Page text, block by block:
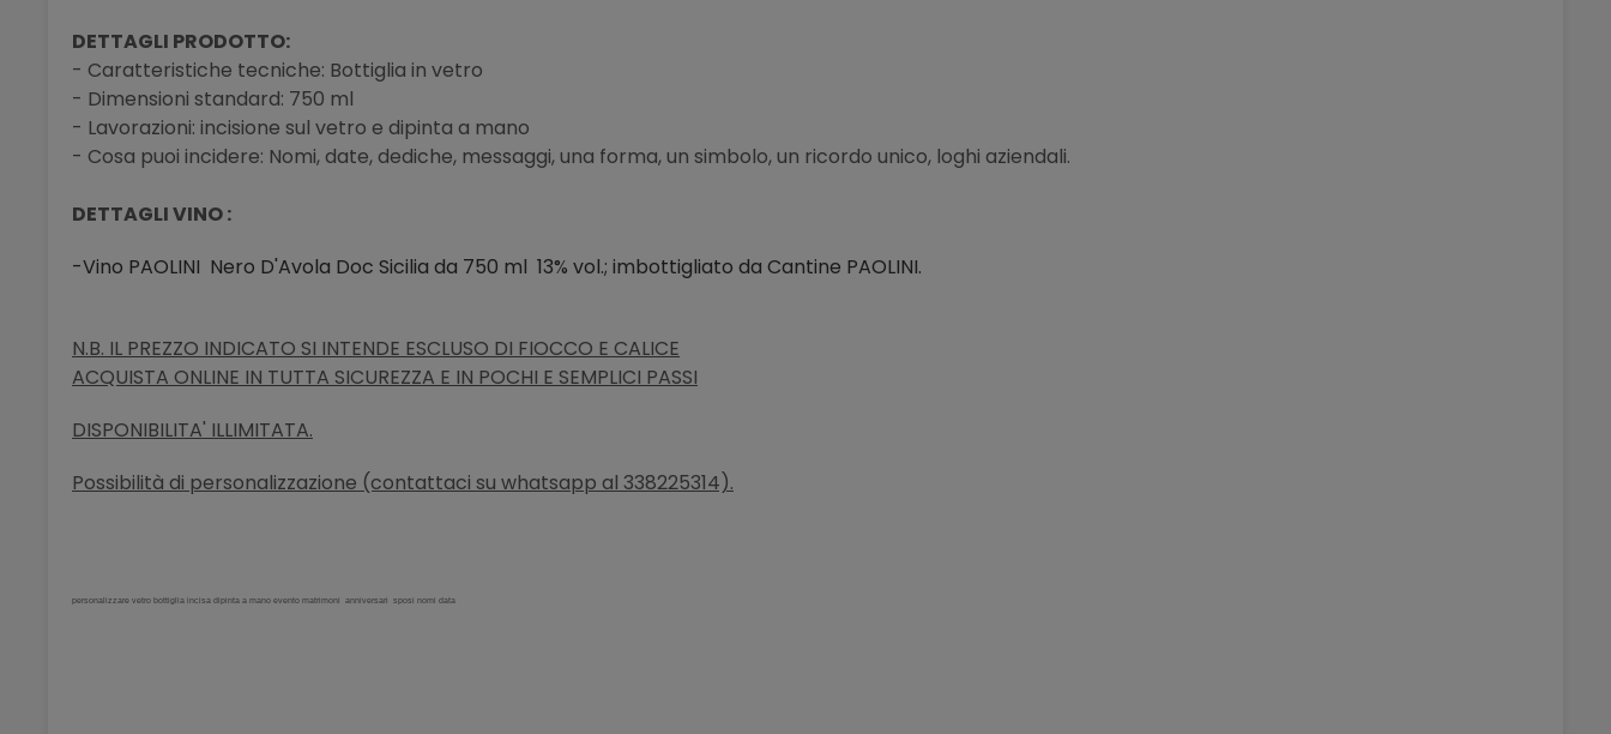
DETTAGLI PRODOTTO:
- Caratteristiche tecniche: Bottiglia in vetro
- Dimensioni standard: 750 ml
- Lavorazioni: incisione sul vetro e dipinta a mano
- Cosa puoi incidere: Nomi, date, dediche, messaggi, una forma, un simbolo, un ricordo unico, loghi aziendali.
DETTAGLI VINO :
-Vino PAOLINI Nero D'Avola Doc Sicilia da 750 ml 13% vol.; imbottigliato da Cantine PAOLINI.
N.B. IL PREZZO INDICATO SI INTENDE ESCLUSO DI FIOCCO E CALICE
ACQUISTA ONLINE IN TUTTA SICUREZZA E IN POCHI E SEMPLICI PASSI
DISPONIBILITA' ILLIMITATA.
Possibilità di personalizzazione (contattaci su whatsapp al 338225314).
personalizzare vetro bottiglia incisa dipinta a mano evento matrimoni anniversari sposi nomi data